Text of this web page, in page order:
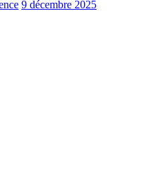
9 décembre 2025